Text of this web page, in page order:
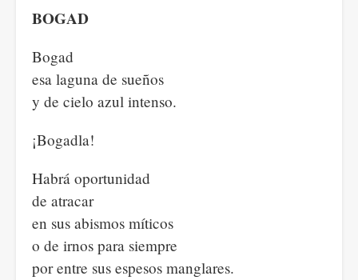
BOGAD
Bogad
esa laguna de sueños
y de cielo azul intenso.
¡Bogadla!
Habrá oportunidad
de atracar
en sus abismos míticos
o de irnos para siempre
por entre sus espesos manglares.